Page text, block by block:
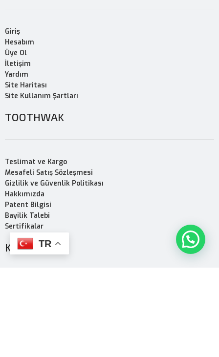
Giriş
Hesabım
Üye Ol
İletişim
Yardım
Site Haritası
Site Kullanım Şartları
TOOTHWAK
Teslimat ve Kargo
Mesafeli Satış Sözleşmesi
Gizlilik ve Güvenlik Politikası
Hakkımızda
Patent Bilgisi
Bayilik Talebi
Sertifikalar
KURUMSAL
TR